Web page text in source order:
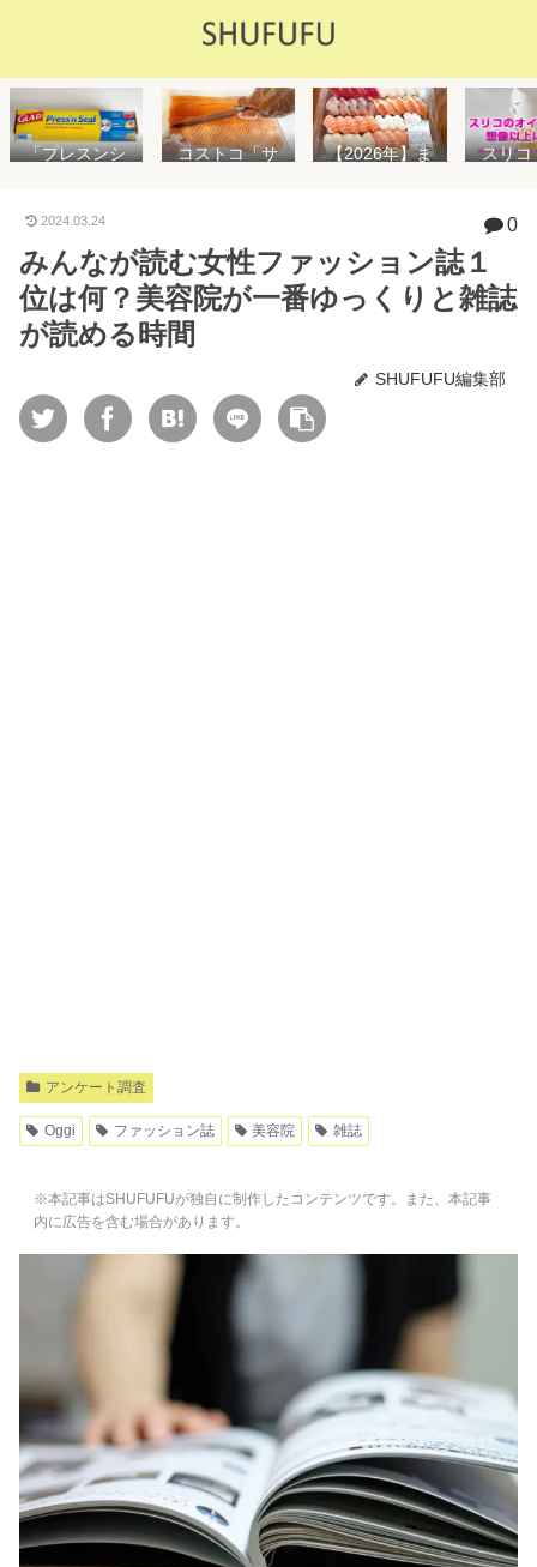
「プレスンシ
説！コストコ
る店はどこ？
粘着面に危険
性はない？
コストコ「サ
や冷凍保存方
法を紹介
【2026年】ま
が高いけど購
入するべき？
スリコ
思え
イル差
WAY
2024.03.24 0
みんなが読む女性ファッション誌１
位は何？美容院が一番ゆっくりと雑誌
が読める時間
SHUFUFU編集部
アンケート調査
Oggi ファッション誌 美容院 雑誌
※本記事はSHUFUFUが独自に制作したコンテンツです。また、本記事
内に広告を含む場合があります。